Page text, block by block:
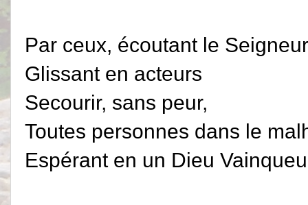
Par ceux, écoutant le
Glissant en acteurs
Secourir, sans peur,
Toutes personnes dans le
Espérant en un Dieu